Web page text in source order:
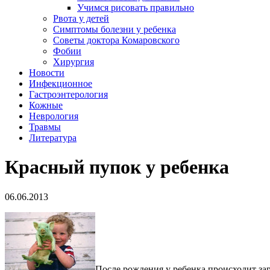
Учимся рисовать правильно
Рвота у детей
Симптомы болезни у ребенка
Советы доктора Комаровского
Фобии
Хирургия
Новости
Инфекционное
Гастроэнтерология
Кожные
Неврология
Травмы
Литература
Красный пупок у ребенка
06.06.2013